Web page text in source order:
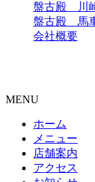
盤古殿 川
盤古殿 馬
会社概要
MENU
ホーム
メニュー
店舗案内
アクセス